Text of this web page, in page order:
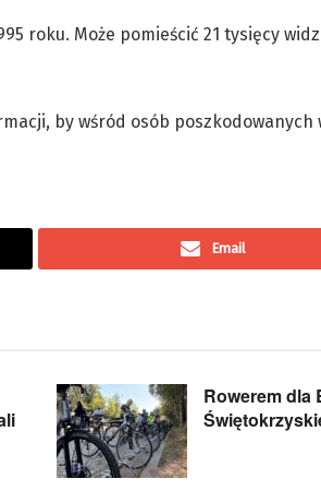
roku. Może pomieścić 21 tysięcy
by wśród osób poszkodowanych
Email
Rowerem dla